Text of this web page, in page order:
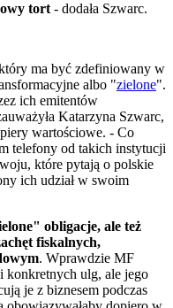
tort- dodała Szwarc.
ma być zdefiniowany w
albo "zielone".
ich emitentów
Katarzyna Szwarc,
wartościowe. - Co
telefony od takich instytucji
które pytają o polskie
ich udział w swoim
obligacje, ale też
fiskalnych,
. Wprawdzie MF
konkretnych ulg, ale jego
je z biznesem podczas